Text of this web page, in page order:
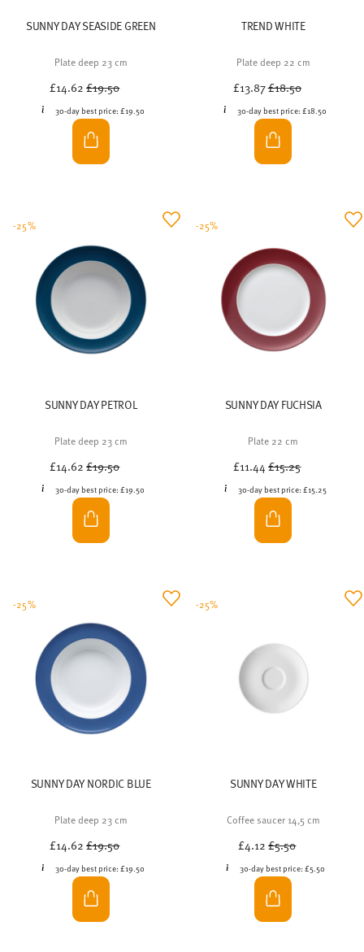
SUNNY DAY SEASIDE GREEN
Plate deep 23 cm
£14.62Price reduced from
£19.50
30-day best price: £19.50
TREND WHITE
Plate deep 22 cm
£13.87Price reduced from
£18.50
30-day best price:£18.50
SUNNY DAY PETROL
Plate deep 23 cm
£14.62Price reduced from
£19.50
30-day best price: £19.50
-25%
SUNNY DAY FUCHSIA
Plate 22 cm
£11.44Price reduced from
£15.25
30-day best price: £15.25
-25%
SUNNY DAY NORDIC BLUE
Plate deep 23 cm
£14.62Price reduced from
£19.50
30-day best price: £19.50
-25%
SUNNY DAY WHITE
Coffee saucer 14,5 cm
£4.12Price reduced from
£5.50
30-day best price: £5.50
-25%